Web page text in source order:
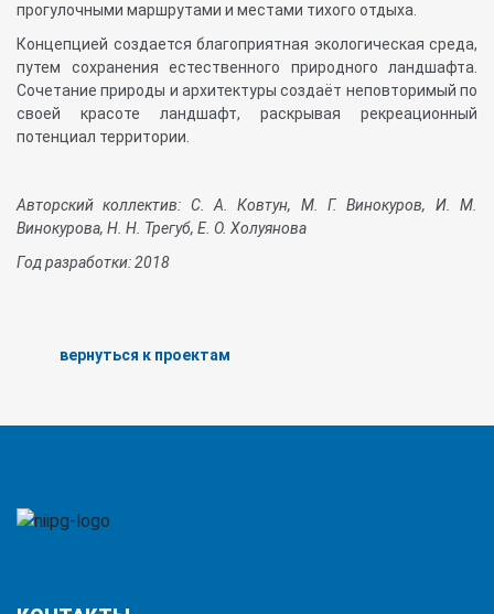
прогулочными маршрутами и местами тихого отдыха.
Концепцией создается благоприятная экологическая среда,
путем сохранения естественного природного ландшафта.
Сочетание природы и архитектуры создаёт неповторимый по
своей красоте ландшафт, раскрывая рекреационный
потенциал территории.
Авторский коллектив: С. А. Ковтун, М. Г. Винокуров, И. М.
Винокурова, Н. Н. Трегуб, Е. О. Холуянова
Год разработки: 2018
вернуться к проектам